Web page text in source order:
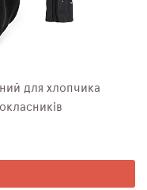
для хлопчика